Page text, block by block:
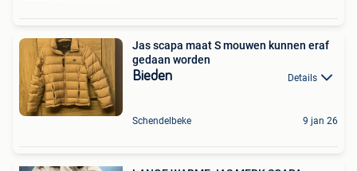
Jas scapa maat S mouwen kunnen eraf
gedaan worden
Bieden Details
Schendelbeke 9 jan 26